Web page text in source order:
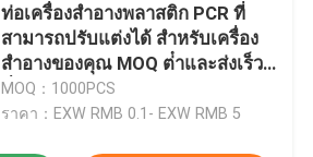
ท่อเครื่องสําอางพลาสติก PCR ที่
สามารถปรับแต่งได้ สําหรับเครื่อง
สําอางของคุณ MOQ ต่ําและส่งเร็ว
ทั่วโลก
MOQ：1000PCS
ราคา：EXW RMB 0.1- EXW RMB 5